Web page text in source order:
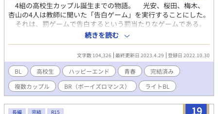
4組の高校生カップル誕生までの物語。 光安、桜田、梅木、
杏山の4人は教師に聞いた「告白ゲーム」を実行することにした。
それは、罰ゲームで告白するという罰当たりなゲームである。
「冗談でした」で済ませられるよう女子にモテモテの同学年の
イケメンたちにそれぞれ告白する。 しかし、なんと全員OKを貰
ってしまった！ ※1組ずつ嘘の告白からその後の展開を描いて
いきます。 ※3組完結、4組目公開中。 ※1組2万字程度の予定。
※本当に一言二言ですが、どんなキャラクター同士が組み合わさ
るのかを知りたい方は「登場人物」を確認してください。
続きを読む
文字数 104,326 最終更新日 2023.4.29 登録日 2022.10.30
BL 高校生 ハッピーエンド 青春
完結済み
複数カップル
BR（ボーイズロマンス） ライトBL
19
長編 完結 R15